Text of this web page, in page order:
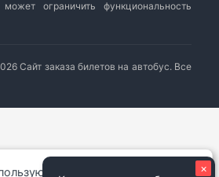
файлы cookie.
ограничить функциональность
Сайт заказа билетов на автобус. Все
×